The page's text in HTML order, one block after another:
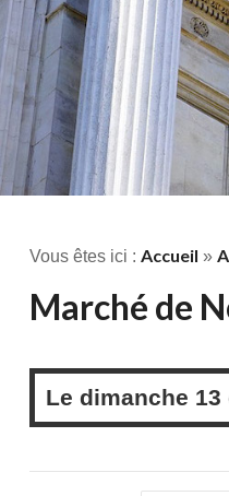
Vous êtes ici : Accueil »
Marché de
Le dimanche 13